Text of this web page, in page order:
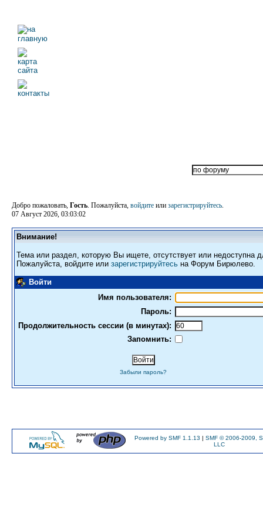
Добро пожаловать, Гость. Пожалуйста, войдите или зарегистрируйтесь.
07 Август 2026, 03:03:02
Внимание!
Тема или раздел, которую Вы ищете, отсутствует или недоступна
Пожалуйста, войдите или зарегистрируйтесь на Форум Бирюлево.
Войти
Имя пользователя:
Пароль:
Продолжительность сессии (в минутах):
Запомнить:
Забыли пароль?
Powered by SMF 1.1.13 | SMF © 2006-2009,
LLC